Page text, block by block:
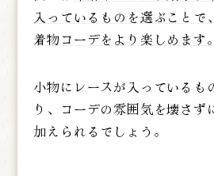
入っているものを選ぶことで
着物コーデをより楽しめます。
小物にレースが入っているも
り、コーデの雰囲気を壊さず
加えられるでしょう。